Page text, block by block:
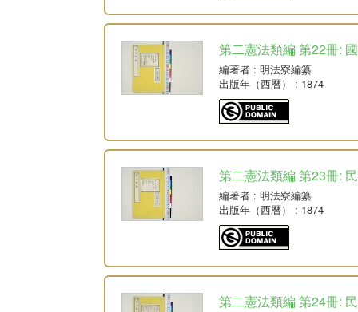
第二憲法類編 第22冊:
編著者 : 明法寮編纂
出版年（西暦）
: 1874
第二憲法類編 第23冊:
編著者 : 明法寮編纂
出版年（西暦）
: 1874
第二憲法類編 第24冊: